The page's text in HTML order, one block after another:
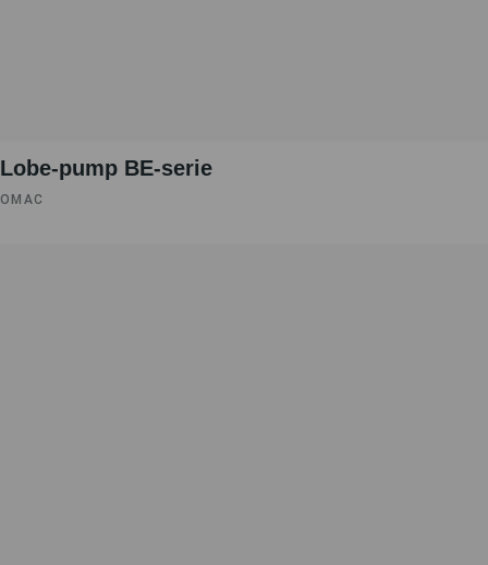
Lobe-pump BE-serie
OMAC